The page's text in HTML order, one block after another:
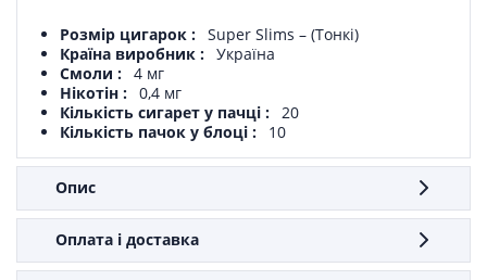
Розмір цигарок
Super Slims – (Тонкі)
Країна виробник
Україна
Смоли
4 мг
Нікотін
0,4 мг
Кількість сигарет у пачці
20
Кількість пачок у блоці
10
Опис
Оплата і доставка